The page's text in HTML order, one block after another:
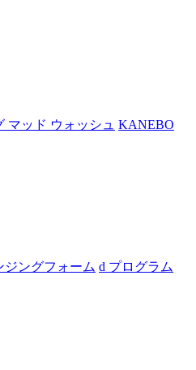
マッド ウォッシュ KANEBO
ジングフォーム d プログラム